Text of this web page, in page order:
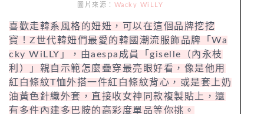
圖片來源： Wacky WiLLY
喜歡走韓系風格的妞妞，可以在這個品牌挖挖
寶！Z世代韓妞們最愛的韓國潮流服飾品牌「Wa
cky WiLLY」，由aespa成員「giselle（內永枝
利）」親自示範怎麼疊穿最亮眼好看，像是他用
紅白條紋T恤外搭一件紅白條紋背心，或是套上奶
油黃色針織外套，直接收女神同款複製貼上，還
有多件內建多巴胺的高彩度單品等你挑。